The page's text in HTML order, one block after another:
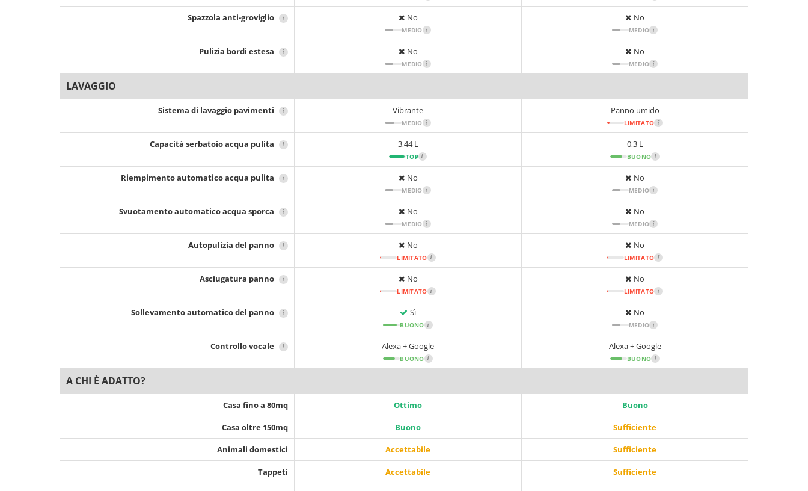
Spazzola anti-groviglio i No
MEDIO i
No
MEDIO i
Pulizia bordi estesa i No
MEDIO i
No
MEDIO i
LAVAGGIO
Sistema di lavaggio pavimenti i Vibrante
MEDIO i
Panno umido
LIMITATO i
Capacità serbatoio acqua pulita i 3,44 L
TOP i
0,3 L
BUONO i
Riempimento automatico acqua pulita i No
MEDIO i
No
MEDIO i
Svuotamento automatico acqua sporca i No
MEDIO i
No
MEDIO i
Autopulizia del panno i No
LIMITATO i
No
LIMITATO i
Asciugatura panno i No
LIMITATO i
No
LIMITATO i
Sollevamento automatico del panno i Sì
BUONO i
No
MEDIO i
Controllo vocale i Alexa + Google
BUONO i
Alexa + Google
BUONO i
A CHI È ADATTO?
Casa fino a 80mq Ottimo Buono
Casa oltre 150mq Buono Sufficiente
Animali domestici Accettabile Sufficiente
Tappeti Accettabile Sufficiente